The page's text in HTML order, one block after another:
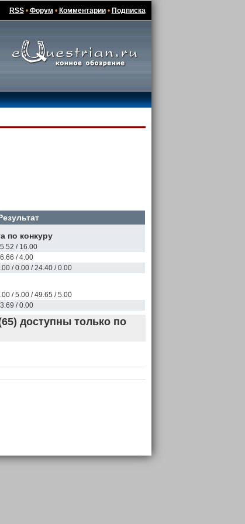
RSS• Форум • Комментарии• Подписка
по конкуру
/ 16.00
/ 4.00
/ 0.00 / 24.40 / 0.00
/ 5.00 / 49.65 / 5.00
/ 0.00
доступны только по